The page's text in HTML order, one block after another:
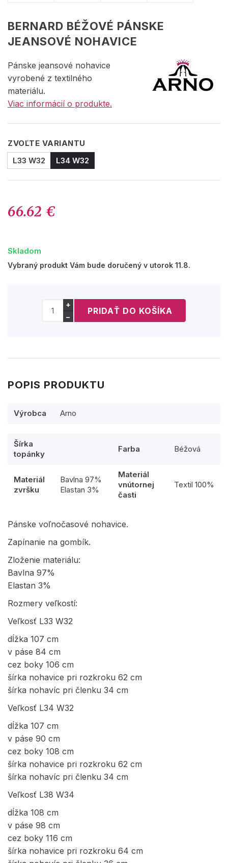
BERNARD BÉŽOVÉ PÁNSKE
JEANSOVÉ NOHAVICE
Pánske jeansové nohavice
vyrobené z textilného
materiálu.
Viac informácií o produkte.
ZVOĽTE VARIANTU
L33 W32
L34 W32
66.62 €
Skladom
Vybraný produkt Vám bude doručený v utorok 11.8.
+
−
POPIS PRODUKTU
Výrobca Arno
Šírka
topánky
Farba Béžová
Materiál
zvršku
Bavlna 97%
Elastan 3%
Materiál
vnútornej
časti
Textil 100%
Pánske voľnočasové nohavice.
Zapínanie na gombík.
Zloženie materiálu:
Bavlna 97%
Elastan 3%
Rozmery veľkostí:
Veľkosť L33 W32
dĺžka 107 cm
v páse 84 cm
cez boky 106 cm
šírka nohavice pri rozkroku 62 cm
šírka nohavíc pri členku 34 cm
Veľkosť L34 W32
dĺžka 107 cm
v páse 90 cm
cez boky 108 cm
šírka nohavice pri rozkroku 62 cm
šírka nohavíc pri členku 34 cm
Veľkosť L38 W34
dĺžka 108 cm
v páse 98 cm
cez boky 116 cm
šírka nohavice pri rozkroku 64 cm